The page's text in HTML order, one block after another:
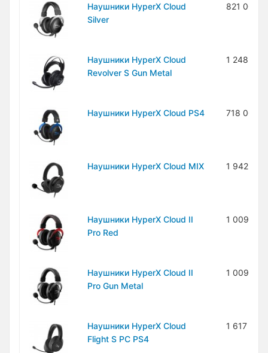
Наушники HyperX Cloud
Silver
821 000
Наушники HyperX Cloud
Revolver S Gun Metal
1 248
Наушники HyperX Cloud PS4 718 000
Наушники HyperX Cloud MIX 1 942
Наушники HyperX Cloud II
Pro Red
1 009
Наушники HyperX Cloud II
Pro Gun Metal
1 009
Наушники HyperX Cloud
Flight S PC PS4
1 617